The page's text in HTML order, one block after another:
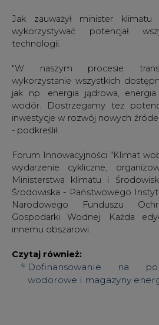
Jak zauważył minister klimatu
wykorzystywać potencjał
technologii.
"W naszym procesie
wykorzystanie wszystkich
jak np. energia jądrowa,
wodór. Dostrzegamy też
inwestycje w rozwój nowych
- podkreślił.
Forum Innowacyjności "Klimat
wydarzenie cykliczne,
Ministerstwa klimatu i
Środowiska - Państwowego
Narodowego Funduszu
Gospodarki Wodnej. Każda
innemu obszarowi.
Czytaj również:
Dofinansowanie na
wodorowe i magazyny